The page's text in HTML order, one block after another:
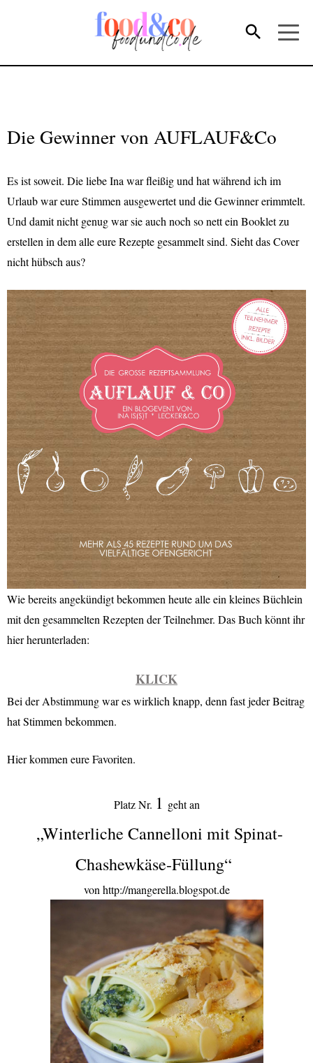
Die Gewinner von AUFLAUF&Co
Es ist soweit. Die liebe Ina war fleißig und hat während ich im
Urlaub war eure Stimmen ausgewertet und die Gewinner erimmtelt.
Und damit nicht genug war sie auch noch so nett ein Booklet zu
erstellen in dem alle eure Rezepte gesammelt sind. Sieht das Cover
nicht hübsch aus?
Wie bereits angekündigt bekommen heute alle ein kleines Büchlein
mit den gesammelten Rezepten der Teilnehmer. Das Buch könnt ihr
hier herunterladen:
KLICK
Bei der Abstimmung war es wirklich knapp, denn fast jeder Beitrag
hat Stimmen bekommen.
Hier kommen eure Favoriten.
Platz Nr. 1 geht an
„Winterliche Cannelloni mit Spinat-
Chashewkäse-Füllung“
von http://mangerella.blogspot.de